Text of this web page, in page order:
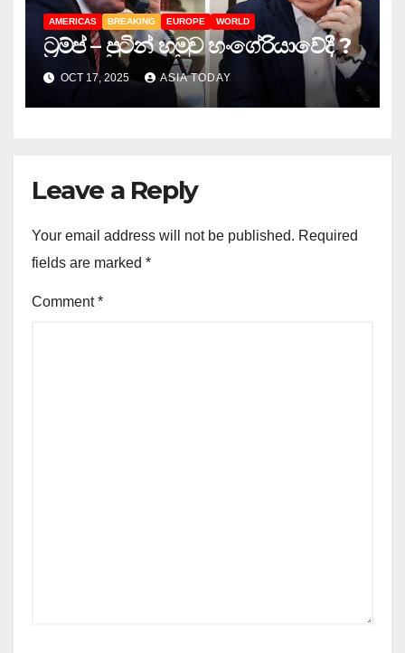
AMERICAS BREAKING EUROPE WORLD
ට්‍රම්ප් – පුටින් හමුව හංගේරියාවේදී ?
OCT 17, 2025 ASIA TODAY
Leave a Reply
Your email address will not be published. Required
fields are marked *
Comment*